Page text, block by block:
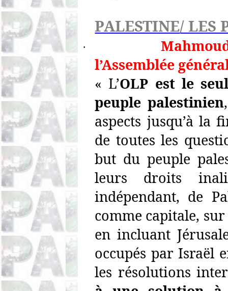
PALESTINE/ LES
·
l’Assemblée
« L’OLP est le
peuple palestinien
aspects jusqu’à
de toutes les
but du peuple
leurs droits
indépendant, de
comme capitale,
en incluant
occupés par Israël
les résolutions